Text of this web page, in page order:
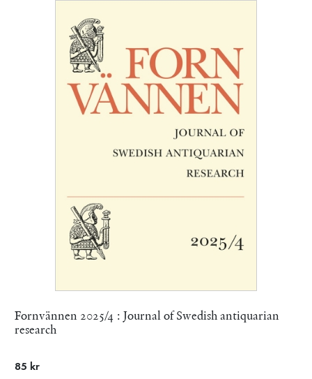
Fornvännen 2025/4 : Journal of Swedish antiquarian
research
85 kr